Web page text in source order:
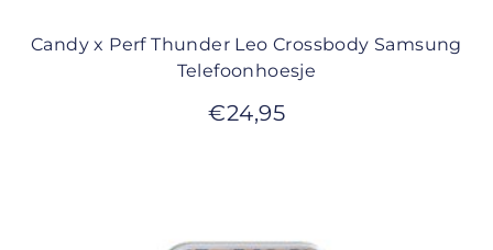
Candy x Perf Thunder Leo Crossbody Samsung
Telefoonhoesje
€24,95